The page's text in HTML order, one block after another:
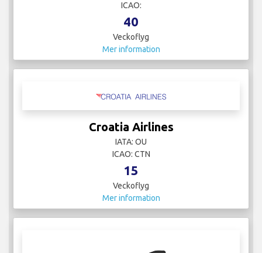
ICAO:
40
Veckoflyg
Mer information
Croatia Airlines
IATA: OU
ICAO: CTN
15
Veckoflyg
Mer information